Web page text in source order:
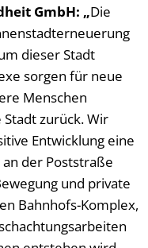
GmbH: „Die
dieser Stadt
sorgen für neue
Menschen
zurück. Wir
Entwicklung eine
der Poststraße
und private
Bahnhofs-Komplex,